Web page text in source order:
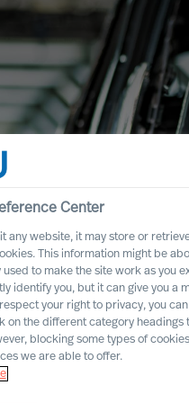
Center
any website, it may store or
This information might be
used to make the site work as you
identify you, but it can give you a
your right to privacy, you
on the different category
blocking some types of
we are able to offer.